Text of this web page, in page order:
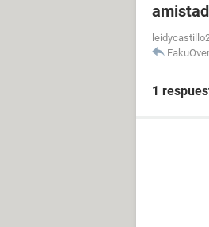
amistad
FakuOver
1